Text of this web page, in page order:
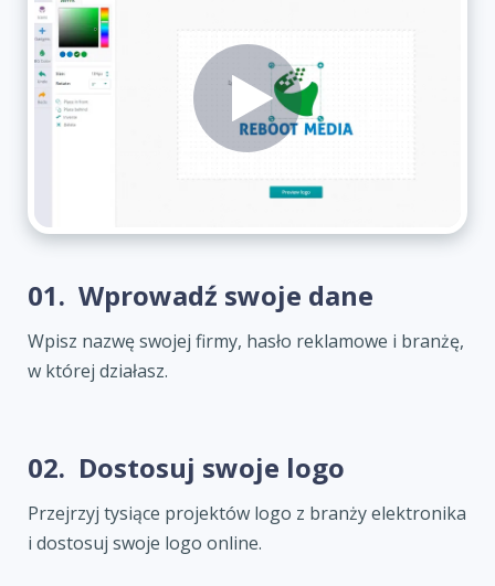
01. Wprowadź swoje dane
Wpisz nazwę swojej firmy, hasło reklamowe i branżę,
w której działasz.
02. Dostosuj swoje logo
Przejrzyj tysiące projektów logo z branży elektronika
i dostosuj swoje logo online.